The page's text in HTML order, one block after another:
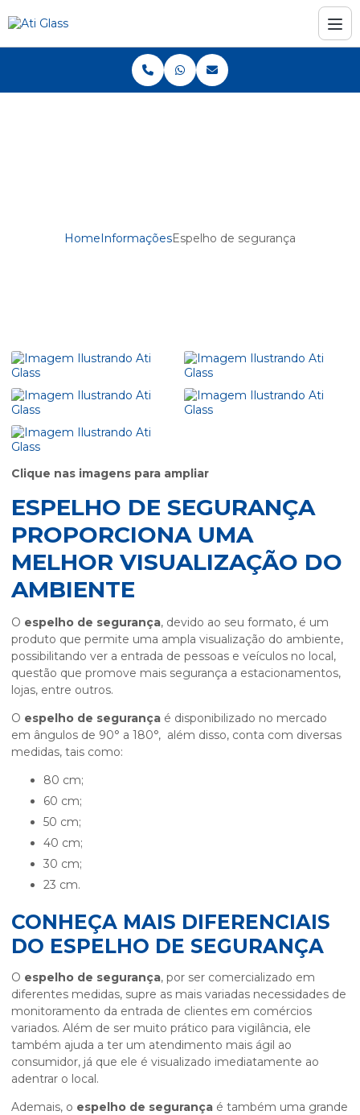
HomeInformaçõesEspelho de segurança
Clique nas imagens para ampliar
ESPELHO DE SEGURANÇA
PROPORCIONA UMA
MELHOR VISUALIZAÇÃO DO
AMBIENTE
O espelho de segurança, devido ao seu formato, é um
produto que permite uma ampla visualização do ambiente,
possibilitando ver a entrada de pessoas e veículos no local,
questão que promove mais segurança a estacionamentos,
lojas, entre outros.
O espelho de segurança é disponibilizado no mercado
em ângulos de 90° a 180°, além disso, conta com diversas
medidas, tais como:
80 cm;
60 cm;
50 cm;
40 cm;
30 cm;
23 cm.
CONHEÇA MAIS DIFERENCIAIS
DO ESPELHO DE SEGURANÇA
O espelho de segurança, por ser comercializado em
diferentes medidas, supre as mais variadas necessidades de
monitoramento da entrada de clientes em comércios
variados. Além de ser muito prático para vigilância, ele
também ajuda a ter um atendimento mais ágil ao
consumidor, já que ele é visualizado imediatamente ao
adentrar o local.
Ademais, o espelho de segurança é também uma grande